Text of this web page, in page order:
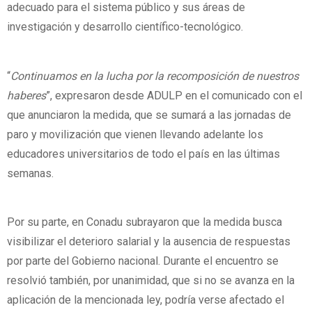
adecuado para el sistema público y sus áreas de
investigación y desarrollo científico-tecnológico.
“Continuamos en la lucha por la recomposición de nuestros
haberes”, expresaron desde ADULP en el comunicado con el
que anunciaron la medida, que se sumará a las jornadas de
paro y movilización que vienen llevando adelante los
educadores universitarios de todo el país en las últimas
semanas.
Por su parte, en Conadu subrayaron que la medida busca
visibilizar el deterioro salarial y la ausencia de respuestas
por parte del Gobierno nacional. Durante el encuentro se
resolvió también, por unanimidad, que si no se avanza en la
aplicación de la mencionada ley, podría verse afectado el